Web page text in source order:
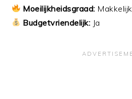
Moeilijkheidsgraad: Makkelijk
Budgetvriendelijk: Ja